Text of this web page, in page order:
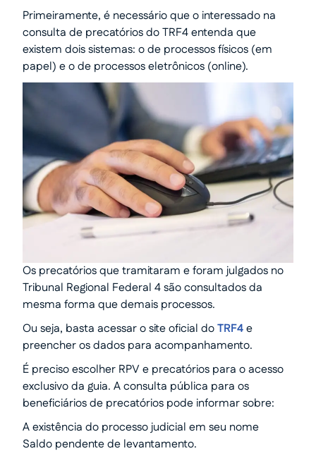
Primeiramente, é necessário que o interessado na
consulta de precatórios do TRF4 entenda que
existem dois sistemas: o de processos físicos (em
papel) e o de processos eletrônicos (online).
Os precatórios que tramitaram e foram julgados no
Tribunal Regional Federal 4 são consultados da
mesma forma que demais processos.
Ou seja, basta acessar o site oficial doTRF4e
preencher os dados para acompanhamento.
É preciso escolher RPV e precatórios para o acesso
exclusivo da guia. A consulta pública para os
beneficiários de precatórios pode informar sobre:
A existência do processo judicial em seu nome
Saldo pendente de levantamento.